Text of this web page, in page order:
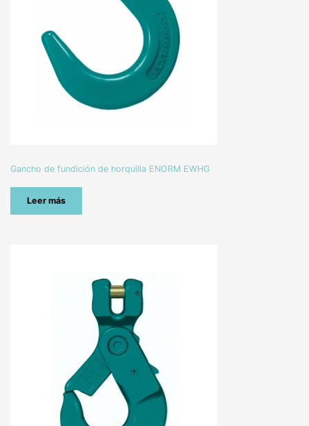
Gancho de fundición de horquilla ENORM EWHG
Leer más